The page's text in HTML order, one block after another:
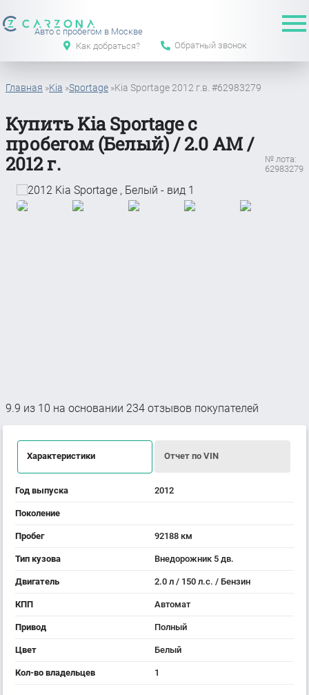
Авто с пробегом в Москве
Как добраться?
Обратный звонок
Главная »Kia »Sportage »Kia Sportage 2012 г.в. #62983279
Купить Kia Sportage с
пробегом (Белый) / 2.0 АМ /
2012 г.
№ лота:
62983279
9.9 из 10 на основании 234 отзывов покупателей
Характеристики Отчет по VIN
Год выпуска 2012
Поколение
Пробег 92188 км
Тип кузова Внедорожник 5 дв.
Двигатель 2.0 л / 150 л.с. / Бензин
КПП Автомат
Привод Полный
Цвет Белый
Кол-во владельцев 1